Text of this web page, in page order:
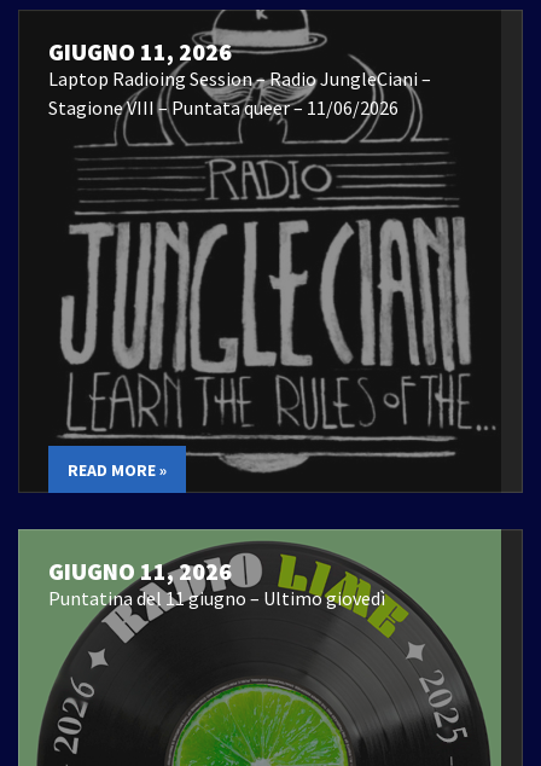
GIUGNO 11, 2026
Laptop Radioing Session – Radio JungleCiani –
Stagione VIII – Puntata queer – 11/06/2026
READ MORE »
GIUGNO 11, 2026
Puntatina del 11 giugno – Ultimo giovedì